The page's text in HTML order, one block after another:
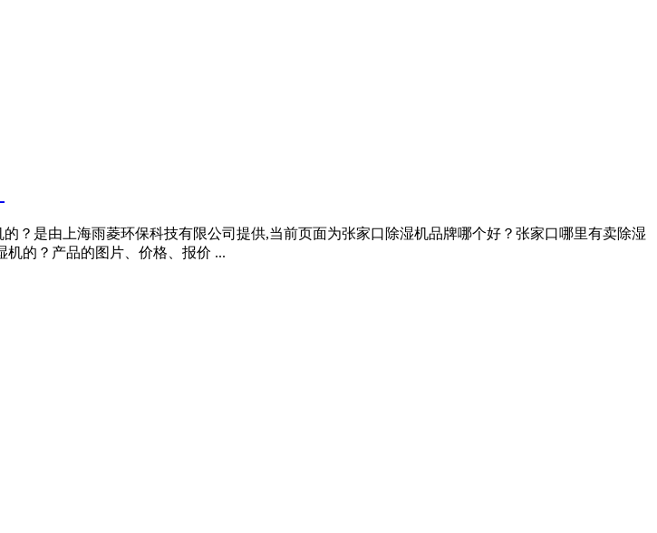
？是由上海雨菱环保科技有限公司提供,当前页面为张家口除湿机品牌哪个好？张家口哪里有卖除湿
的？产品的图片、价格、报价 ...